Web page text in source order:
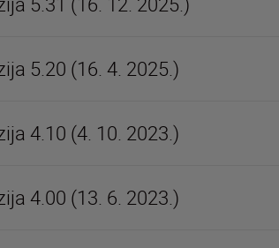
5.20 (16. 4. 2025.)
4.10 (4. 10. 2023.)
4.00 (13. 6. 2023.)